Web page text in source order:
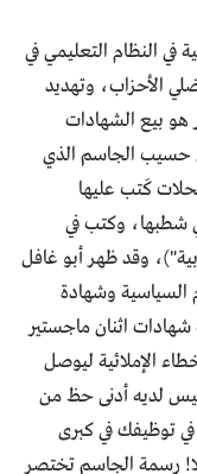
في النظام التعليمي في
الأحزاب، وتهديد
هو بيع الشهادات
حسيب الجاسم الذي
يدير محلات كَتب عليها
شطبها، وكتب في
وقد ظهر أبو غافل
السياسية وشهادة
شهادات اثنان ماجستير
الإملائية ليوصل
لديه أدنى حظ من
توظيفك في كبرى
رسمة الجاسم تختصر